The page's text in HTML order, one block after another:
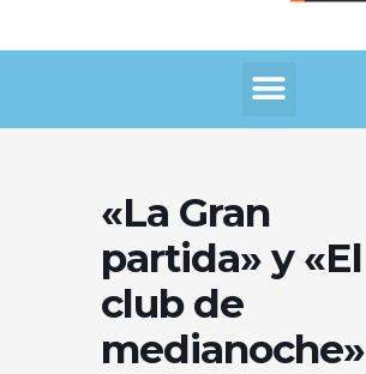
Menú
«La Gran
partida» y «El
club de
medianoche»